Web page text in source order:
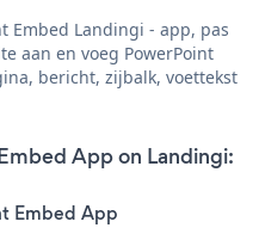
Embed Landingi - app, pas
aan en voeg PowerPoint
bericht, zijbalk, voettekst
App on Landingi:
Embed App